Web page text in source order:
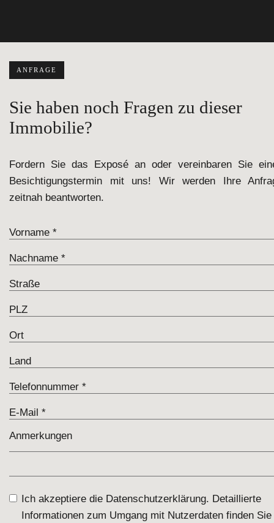
ANFRAGE
Sie haben noch Fragen zu dieser
Immobilie?
Fordern Sie das Exposé an oder vereinbaren Sie
Besichtigungstermin mit uns! Wir werden Ihre
zeitnah beantworten.
Ich akzeptiere die Datenschutzerklärung. Detaillierte
Informationen zum Umgang mit Nutzerdaten finden Sie